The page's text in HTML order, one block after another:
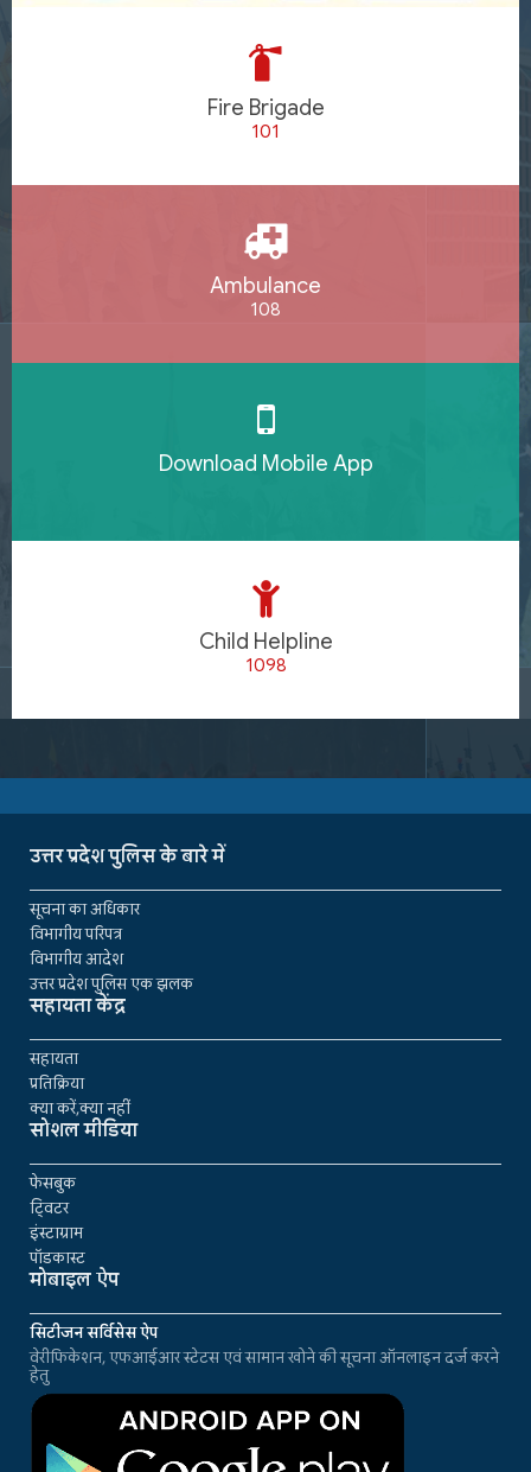
Fire Brigade
101
Ambulance
108
Download Mobile App
Child Helpline
1098
उत्तर प्रदेश पुलिस के बारे में
सूचना का अधिकार
विभागीय परिपत्र
विभागीय आदेश
उत्तर प्रदेश पुलिस एक झलक
सहायता केंद्र
सहायता
प्रतिक्रिया
क्या करें,क्या नहीं
सोशल मीडिया
फेसबुक
ट्विटर
इंस्टाग्राम
पॉडकास्ट
मोबाइल ऐप
सिटीजन सर्विसेस ऐप
वेरीफिकेशन, एफआईआर स्टेटस एवं सामान खोने की सूचना ऑनलाइन दर्ज करने
हेतु